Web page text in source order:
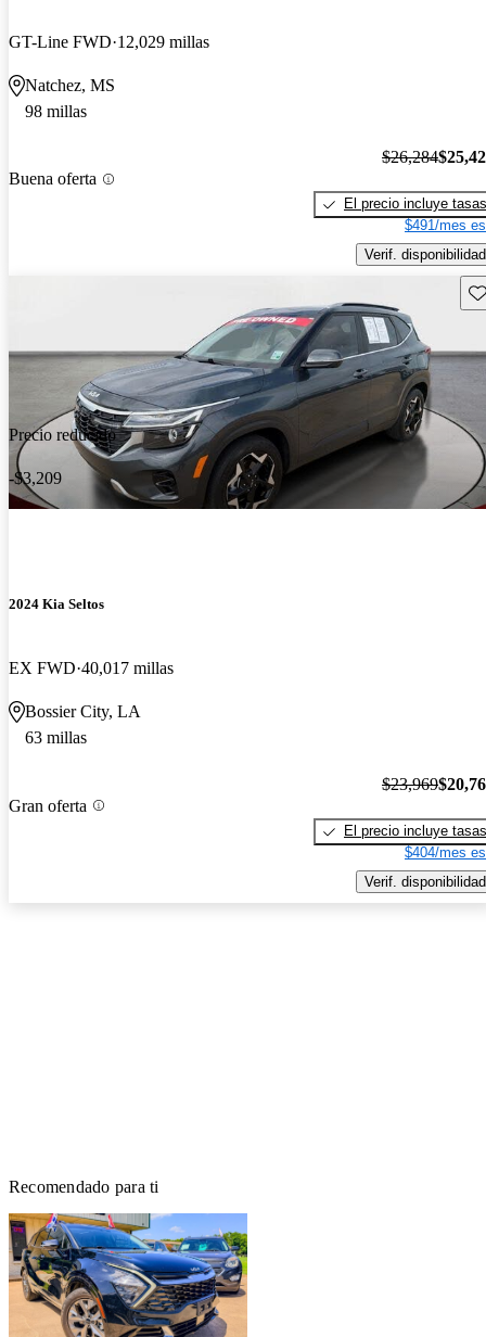
GT-Line FWD 12,029 millas
Natchez, MS
98 millas
Buena oferta
$26,284
El precio incluye tasas
$491/mes
Verif. disponibilidad
Precio reducido
-$3,209
2024 Kia Seltos
EX FWD 40,017 millas
Bossier City, LA
63 millas
Gran oferta
$23,969
El precio incluye tasas
$404/mes
Verif. disponibilidad
Recomendado para ti